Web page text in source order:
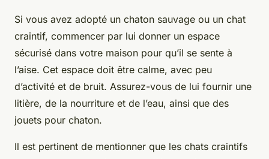
Si vous avez adopté un chaton sauvage ou un chat
craintif, commencer par lui donner un espace
sécurisé dans votre maison pour qu’il se sente à
l’aise. Cet espace doit être calme, avec peu
d’activité et de bruit. Assurez-vous de lui fournir une
litière, de la nourriture et de l’eau, ainsi que des
jouets pour chaton.
Il est pertinent de mentionner que les chats craintifs